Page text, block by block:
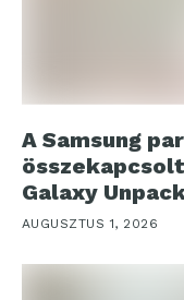
A Samsung
Galaxy
AUGUSZTUS 1, 2026